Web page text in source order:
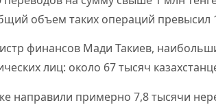
объем таких операций превысил
финансов Мади Такиев,
лиц: около 67 тысяч
направили примерно 7,8 тысячи